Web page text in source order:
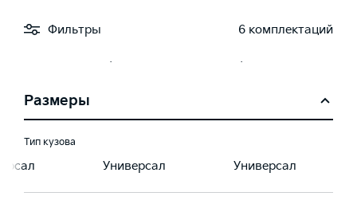
Фильтры 6 комплектаций
Расход топлива комбинированный, л/100 км
Размеры
Тип кузова
Универсал Универсал